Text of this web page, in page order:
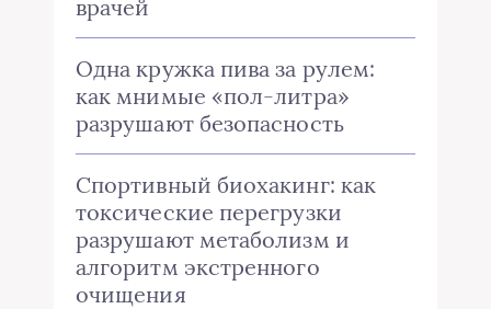
врачей
Одна кружка пива за рулем:
как мнимые «пол-литра»
разрушают безопасность
Спортивный биохакинг: как
токсические перегрузки
разрушают метаболизм и
алгоритм экстренного
очищения